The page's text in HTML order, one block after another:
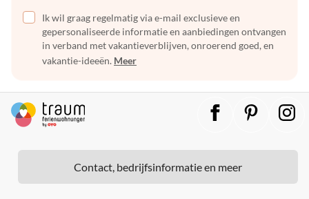
Ik wil graag regelmatig via e-mail exclusieve en
gepersonaliseerde informatie en aanbiedingen ontvangen
in verband met vakantieverblijven, onroerend goed, en
vakantie-ideeën. Meer
Contact, bedrijfsinformatie en meer